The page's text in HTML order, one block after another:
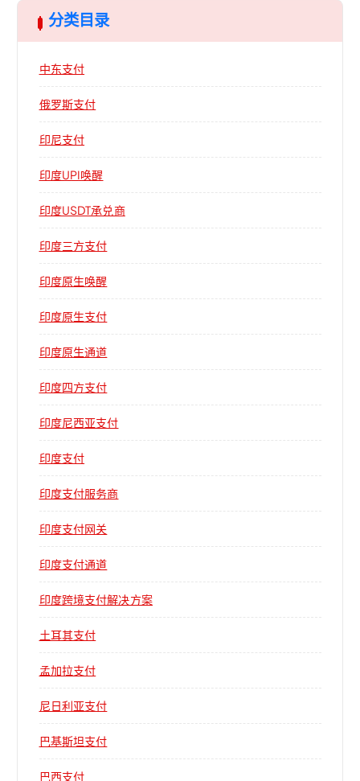
分类目录
中东支付
俄罗斯支付
印尼支付
印度UPI唤醒
印度USDT承兑商
印度三方支付
印度原生唤醒
印度原生支付
印度原生通道
印度四方支付
印度尼西亚支付
印度支付
印度支付服务商
印度支付网关
印度支付通道
印度跨境支付解决方案
土耳其支付
孟加拉支付
尼日利亚支付
巴基斯坦支付
巴西支付